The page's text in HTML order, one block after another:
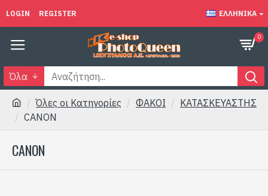
LOGIN REGISTER ΕΛΛΗΝΙΚΆ
0
Όλα
Όλες οι Κατηγορίες ΦΑΚΟΙ
ΚΑΤΑΣΚΕΥΑΣΤΗΣ
CANON
CANON